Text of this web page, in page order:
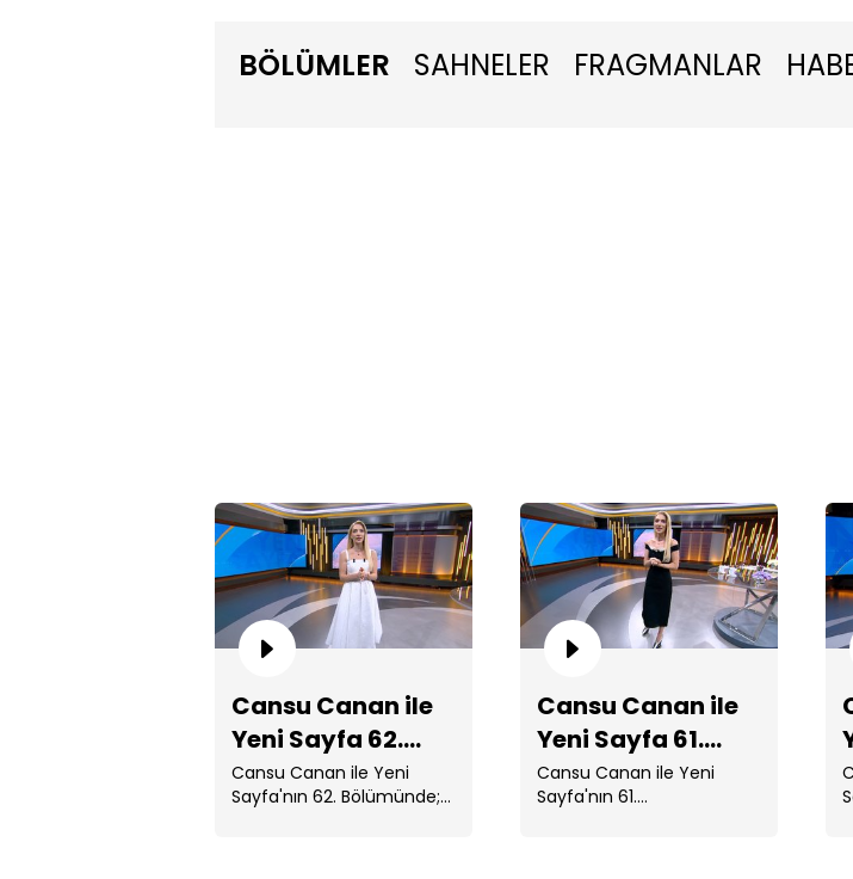
BÖLÜMLER SAHNELER FRAGMANLAR
Cansu Canan ile
Yeni Sayfa 62.
Bölüm
Cansu Canan ile Yeni
Sayfa'nın 62. Bölümünde;
Cansu Canan ile
Yeni Sayfa 61.
Bölüm
Cansu Canan ile Yeni
Sayfa'nın 61.